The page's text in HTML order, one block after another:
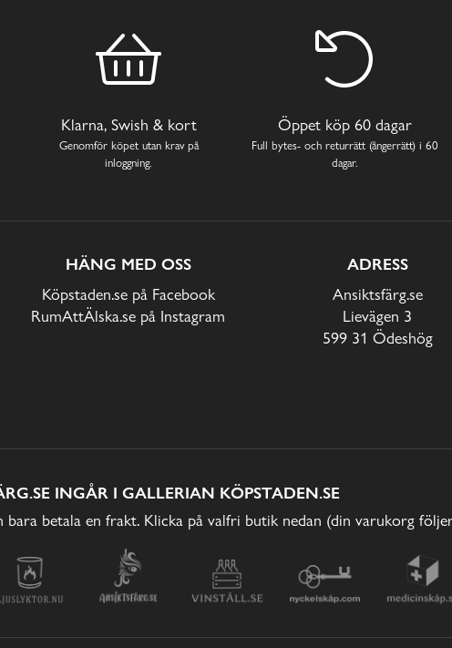
Klarna, Swish & kort
Genomför köpet utan krav på
inloggning.
Öppet köp 60 dagar
Full bytes- och returrätt (ångerrätt) i 60
dagar.
HÄNG MED OSS
Köpstaden.se på Facebook
RumAttÄlska.se på Instagram
ADRESS
Ansiktsfärg.se
Lievägen 3
599 31 Ödeshög
INGÅR I GALLERIAN KÖPSTADEN.SE
betala en frakt. Klicka på valfri butik nedan (din varukorg